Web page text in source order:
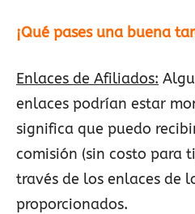
¡Qué pases una buena
Enlaces de Afiliados:
enlaces podrían estar
significa que puedo
comisión (sin costo para
través de los enlaces de
proporcionados.